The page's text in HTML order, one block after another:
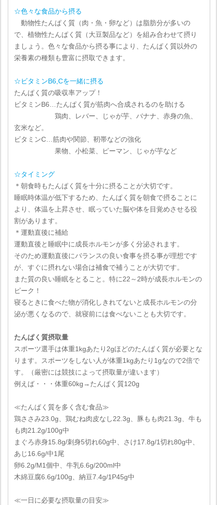
☆色々な食品から摂る
動物性たんぱく質（肉・魚・卵など）は脂肪分が多いの
で、植物性たんぱく質（大豆製品など）を組み合わせて摂り
ましょう。色々な食品から摂る事により、たんぱく質以外の
栄養素の種類も豊富に摂取できます。
☆ビタミンB6,Cを一緒に摂る
たんぱく質の吸収率アップ！
ビタミンB6…たんぱく質が筋肉へ合成されるのを助ける
鶏肉、レバー、じゃが芋、バナナ、赤身の魚、
玄米など。
ビタミンC…筋肉や関節、靭帯などの強化
果物、小松菜、ピーマン、じゃが芋など
☆タイミング
＊朝食時もたんぱく質を十分に摂ることが大切です。
睡眠時体温が低下するため、たんぱく質を朝食で摂ることに
より、体温を上昇させ、眠っていた脳や体を目覚めさせる役
割があります。
＊運動直後に補給
運動直後と睡眠中に成長ホルモンが多く分泌されます。
そのため運動直後にバランスの良い食事を摂る事が理想です
が、すぐに摂れない場合は補食で補うことが大切です。
また質の良い睡眠をとること。特に22～2時が成長ホルモンの
ピーク！
寝るときに食べた物が消化しきれてないと成長ホルモンの分
泌が悪くなるので、就寝前には食べないことも大切です。
たんぱく質摂取量
スポーツ選手は体重1kgあたり2gほどのたんぱく質が必要とな
ります。スポーツをしない人が体重1kgあたり1gなので2倍で
す。（厳密には競技によって摂取量が違います）
例えば・・・体重60kg→たんぱく質120g
≪たんぱく質を多く含む食品≫
鶏ささみ23.0g、鶏むね肉皮なし22.3g、豚もも肉21.3g、牛も
も肉21.2g/100g中
まぐろ赤身15.8g/刺身5切れ60g中、さけ17.8g/1切れ80g中、
あじ16.6g/中1尾
卵6.2g/M1個中、牛乳6.6g/200ml中
木綿豆腐6.6g/100g、納豆7.4g/1P45g中
≪一日に必要な摂取量の目安≫